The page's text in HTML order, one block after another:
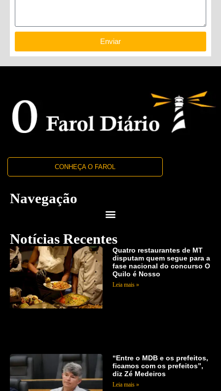
Enviar
CONHEÇA O FAROL
Navegação
Notícias Recentes
Quatro restaurantes de MT
disputam quem segue para a
fase nacional do concurso O
Quilo é Nosso
Leia mais »
“Entre o MDB e os prefeitos,
ficamos com os prefeitos”,
diz Zé Medeiros
Leia mais »